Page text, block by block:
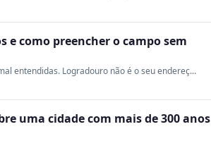
e como preencher o campo sem
entendidas. Logradouro não é o seu endereç...
uma cidade com mais de 300 anos